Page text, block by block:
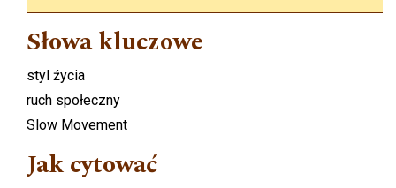
Słowa kluczowe
styl źycia
ruch społeczny
Slow Movement
Jak cytować